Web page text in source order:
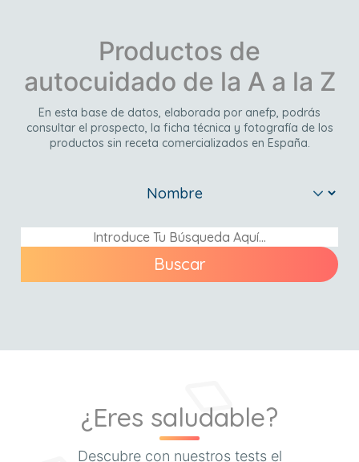
Productos de
autocuidado de la A a la Z
En esta base de datos, elaborada por anefp, podrás
consultar el prospecto, la ficha técnica y fotografía de los
productos sin receta comercializados en España.
Buscar
¿Eres saludable?
Descubre con nuestros tests el